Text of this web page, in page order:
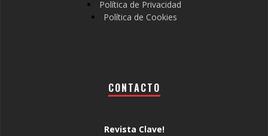
Política de Privacidad
Política de Cookies
CONTACTO
Revista Clave!